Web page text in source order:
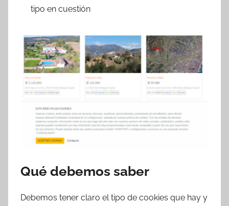
tipo en cuestión
Qué debemos saber
Debemos tener claro el tipo de cookies que hay y